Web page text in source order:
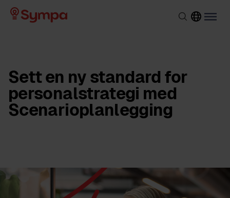
Sett en ny standard for
personalstrategi med
Scenarioplanlegging